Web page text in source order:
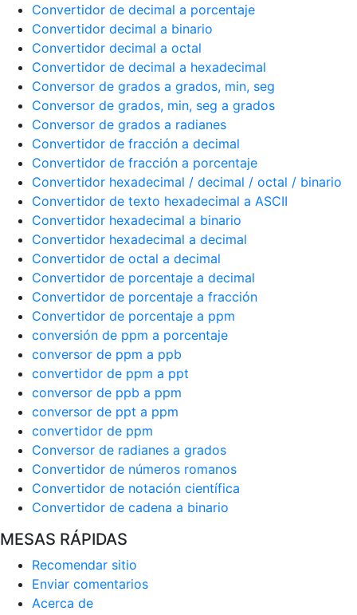
Convertidor de decimal a porcentaje
Convertidor decimal a binario
Convertidor decimal a octal
Convertidor de decimal a hexadecimal
Conversor de grados a grados, min, seg
Conversor de grados, min, seg a grados
Conversor de grados a radianes
Convertidor de fracción a decimal
Convertidor de fracción a porcentaje
Convertidor hexadecimal / decimal / octal / binario
Convertidor de texto hexadecimal a ASCII
Convertidor hexadecimal a binario
Convertidor hexadecimal a decimal
Convertidor de octal a decimal
Convertidor de porcentaje a decimal
Convertidor de porcentaje a fracción
Convertidor de porcentaje a ppm
conversión de ppm a porcentaje
conversor de ppm a ppb
convertidor de ppm a ppt
conversor de ppb a ppm
conversor de ppt a ppm
convertidor de ppm
Conversor de radianes a grados
Convertidor de números romanos
Convertidor de notación científica
Convertidor de cadena a binario
MESAS RÁPIDAS
Recomendar sitio
Enviar comentarios
Acerca de